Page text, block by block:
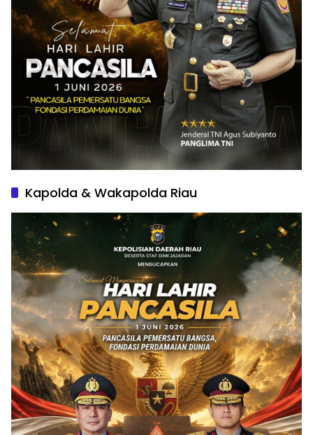
Kapolda & Wakapolda Riau